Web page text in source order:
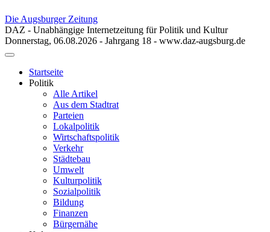
Die Augsburger Zeitung
DAZ - Unabhängige Internetzeitung für Politik und Kultur
Donnerstag, 06.08.2026 - Jahrgang 18 - www.daz-augsburg.de
Toggle
navigationStartseite
Politik
Alle Artikel
Aus dem Stadtrat
Parteien
Lokalpolitik
Wirtschaftspolitik
Verkehr
Städtebau
Umwelt
Kulturpolitik
Sozialpolitik
Bildung
Finanzen
Bürgernähe